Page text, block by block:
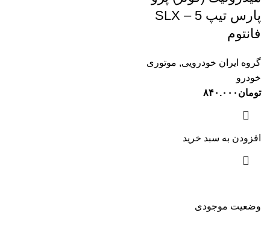
وضعیت موجودی
پارس تیپ 5 – SLX
فانتوم
گروه ایران خودرویی, موتوری
خودرو
تومان ۸۴۰.۰۰۰
افزودن به سبد خرید